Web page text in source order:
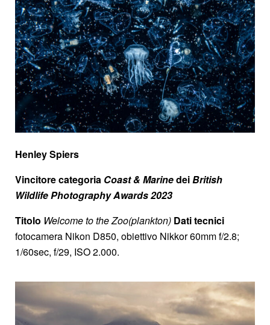
Henley Spiers
Vincitore categoria Coast & Marinedei British
Wildlife Photography Awards 2023
Titolo Welcome to the Zoo(plankton) Dati tecnici
fotocamera Nikon D850, obiettivo Nikkor 60mm f/2.8;
1/60sec, f/29, ISO 2.000.